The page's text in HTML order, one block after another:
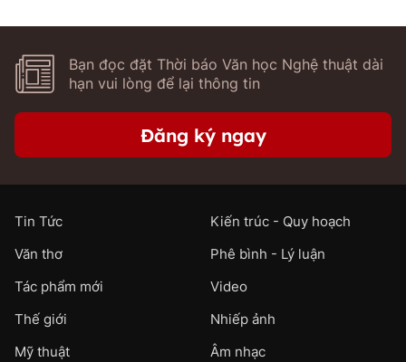
Bạn đọc đặt Thời báo Văn học Nghệ thuật dài
hạn vui lòng để lại thông tin
Đăng ký ngay
Tin Tức
Kiến trúc - Quy hoạch
Văn thơ
Phê bình - Lý luận
Tác phẩm mới
Video
Thế giới
Nhiếp ảnh
Mỹ thuật
Âm nhạc